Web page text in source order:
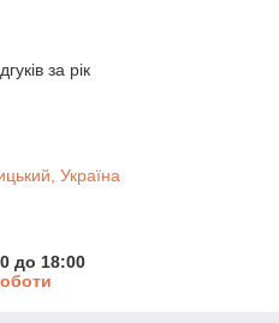
за рік
Україна
до 18:00